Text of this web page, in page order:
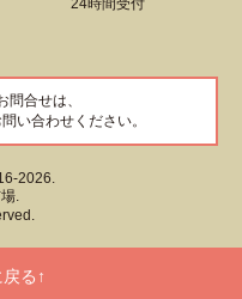
24時間受付
問合せは、
い合わせください。
2026.
.
る↑